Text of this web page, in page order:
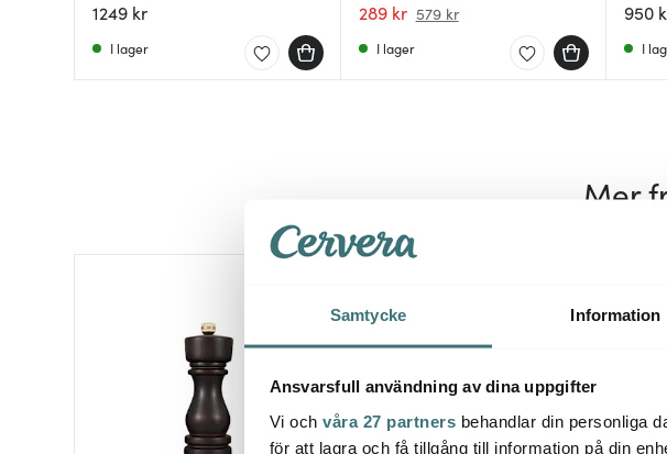
Samtycke Information
Ansvarsfull användning av dina uppgifter
Vi och våra 27 partners behandlar din personliga
för att lagra och få tillgång till information på din
1249 kr
I lager
289 kr 579 kr
I lager
950
I
Mer